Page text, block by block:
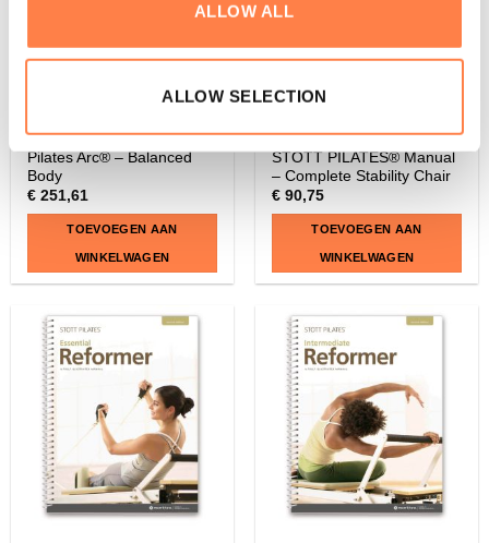
ALLOW ALL
ALLOW SELECTION
BARRELS EN BOXES
Pilates Arc® – Balanced
Body
€251,61
TOEVOEGEN AAN
WINKELWAGEN
DVD'S & HANDLEIDINGEN
STOTT PILATES® Manual
– Complete Stability Chair
€90,75
TOEVOEGEN AAN
WINKELWAGEN